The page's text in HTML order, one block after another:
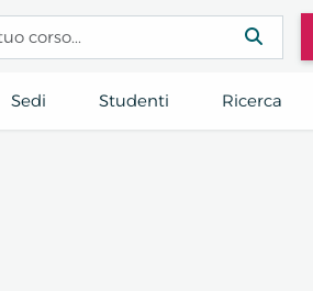
Sedi Studenti Ricerca